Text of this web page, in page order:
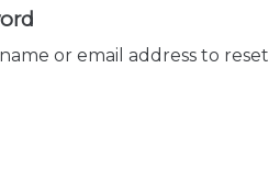
or email address to reset